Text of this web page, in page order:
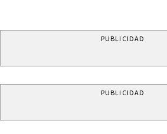
PUBLICIDAD
PUBLICIDAD